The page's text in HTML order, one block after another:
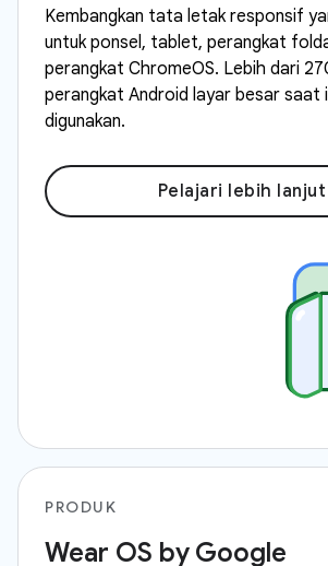
Kembangkan tata letak responsif
untuk ponsel, tablet, perangkat
perangkat ChromeOS. Lebih dari
perangkat Android layar besar saat
digunakan.
Pelajari lebih lanjut
PRODUK
Wear OS by Google